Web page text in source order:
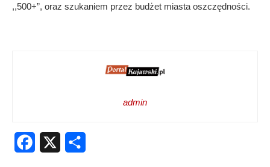
,,500+”, oraz szukaniem przez budżet miasta oszczędności.
admin
Facebook